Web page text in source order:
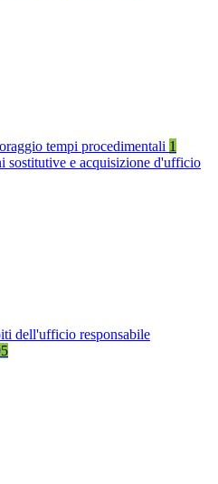
tempi procedimentali 1
sostitutive e acquisizione d'ufficio
dell'ufficio responsabile